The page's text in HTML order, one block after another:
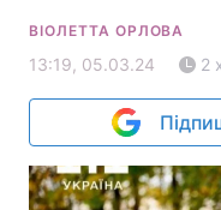
ВІОЛЕТТА ОРЛОВА
13:19, 05.03.24 2